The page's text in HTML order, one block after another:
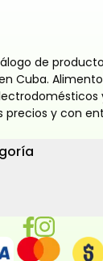
de
Cuba.
precios y con